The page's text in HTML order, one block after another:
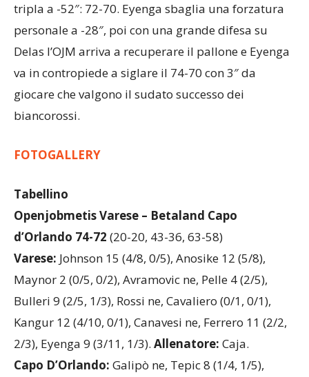
tripla a -52″: 72-70. Eyenga sbaglia una forzatura
personale a -28″, poi con una grande difesa su
Delas l’OJM arriva a recuperare il pallone e Eyenga
va in contropiede a siglare il 74-70 con 3″ da
giocare che valgono il sudato successo dei
biancorossi.
FOTOGALLERY
Tabellino
Openjobmetis Varese – Betaland Capo
d’Orlando 74-72 (20-20, 43-36, 63-58)
Varese: Johnson 15 (4/8, 0/5), Anosike 12 (5/8),
Maynor 2 (0/5, 0/2), Avramovic ne, Pelle 4 (2/5),
Bulleri 9 (2/5, 1/3), Rossi ne, Cavaliero (0/1, 0/1),
Kangur 12 (4/10, 0/1), Canavesi ne, Ferrero 11 (2/2,
2/3), Eyenga 9 (3/11, 1/3). Allenatore: Caja.
Capo D’Orlando: Galipò ne, Tepic 8 (1/4, 1/5),